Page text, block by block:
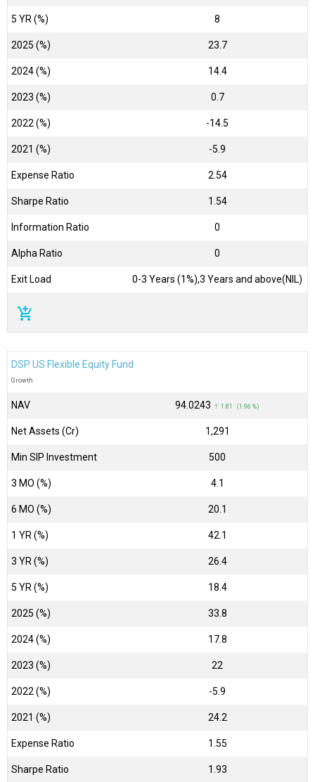
5 YR (%) 8
2025 (%) 23.7
2024 (%) 14.4
2023 (%) 0.7
2022 (%) -14.5
2021 (%) -5.9
Expense Ratio 2.54
Sharpe Ratio 1.54
Information Ratio 0
Alpha Ratio 0
Exit Load 0-3 Years (1%),3 Years and above(NIL)
add_shopping_cart
DSP US Flexible Equity Fund
Growth
NAV ₹94.0243 ↑ 1.81 (1.96 %)
Net Assets (Cr) ₹1,291
Min SIP Investment 500
3 MO (%) 4.1
6 MO (%) 20.1
1 YR (%) 42.1
3 YR (%) 26.4
5 YR (%) 18.4
2025 (%) 33.8
2024 (%) 17.8
2023 (%) 22
2022 (%) -5.9
2021 (%) 24.2
Expense Ratio 1.55
Sharpe Ratio 1.93